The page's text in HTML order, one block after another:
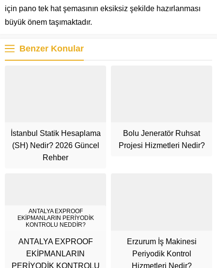
için pano tek hat şemasının eksiksiz şekilde hazırlanması
büyük önem taşımaktadır.
Benzer Konular
İstanbul Statik Hesaplama
(SH) Nedir? 2026 Güncel
Rehber
Bolu Jeneratör Ruhsat
Projesi Hizmetleri Nedir?
ANTALYA EXPROOF
EKİPMANLARIN PERİYODİK
KONTROLU NEDDİR?
ANTALYA EXPROOF
EKİPMANLARIN
PERİYODİK KONTROLU
Erzurum İş Makinesi
Periyodik Kontrol
Hizmetleri Nedir?